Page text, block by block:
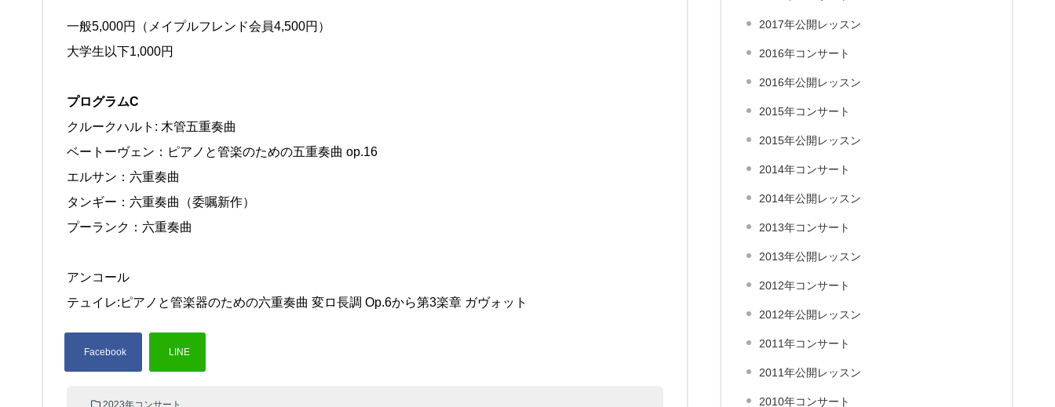
一般5,000円（メイプルフレンド会員4,500円）
大学生以下1,000円
プログラムC
クルークハルト: 木管五重奏曲
ベートーヴェン：ピアノと管楽のための五重奏曲 op.16
エルサン：六重奏曲
タンギー：六重奏曲（委嘱新作）
プーランク：六重奏曲
アンコール
テュイレ:ピアノと管楽器のための六重奏曲 変ロ長調 Op.6から第3楽章 ガヴォット
2023年コンサート
2017年公開レッスン
2016年コンサート
2016年公開レッスン
2015年コンサート
2015年公開レッスン
2014年コンサート
2014年公開レッスン
2013年コンサート
2013年公開レッスン
2012年コンサート
2012年公開レッスン
2011年コンサート
2011年公開レッスン
2010年コンサート